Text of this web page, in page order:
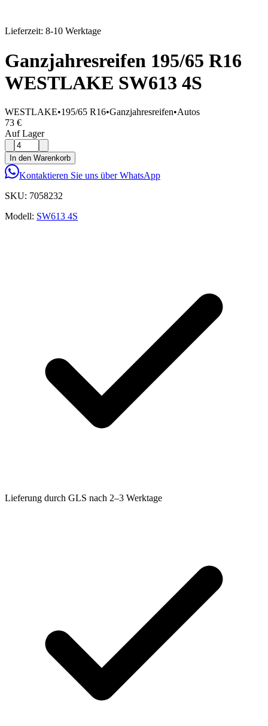
Lieferzeit: 8-10 Werktage
Ganzjahresreifen 195/65 R16
WESTLAKE SW613 4S
WESTLAKE•195/65 R16•Ganzjahresreifen•Autos
73 €
Auf Lager
In den Warenkorb
Kontaktieren Sie uns über WhatsApp
SKU: 7058232
Modell: SW613 4S
Lieferung durch GLS nach 2–3 Werktage